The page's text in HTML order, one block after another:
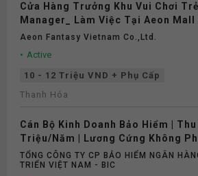
Cửa Hàng Trưởng Khu Vui Chơi
Manager_ Làm Việc Tại Aeon Mall
Aeon Fantasy Vietnam Co.,ltd.
Active
10 - 12 Triệu VND + Phụ Cấp
Thanh Hóa
Cán Bộ Kinh Doanh Bảo Hiểm |
Triệu/Năm | Lương Cứng Không
Số
TỔNG CÔNG TY CP BẢO HIỂM NGÂN
TRIỂN VIỆT NAM - BIC